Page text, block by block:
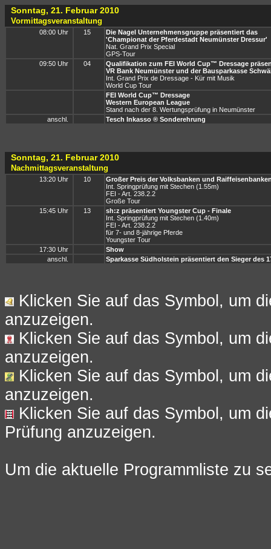
Sonntag, 21. Februar 2010
Vormittagsveranstaltung
08:00 Uhr 15
Die Nagel Unternehmensgruppe präsentiert das
'Championat der Pferdestadt Neumünster Dressur'
Nat. Grand Prix Special
GPS-Tour
09:50 Uhr
04
Qualifikation zum FEI World Cup™ Dressage
VR Bank Neumünster und der Bausparkasse
Int. Grand Prix de Dressage - Kür mit Musik
World Cup Tour
FEI World Cup™ Dressage
Western European League
Stand nach der 8. Wertungsprüfung in Neumünster
anschl.
Tesch Inkasso ® Sonderehrung
Sonntag, 21. Februar 2010
Nachmittagsveranstaltung
13:20 Uhr 10
Großer Preis der Volksbanken und
Int. Springprüfung mit Stechen (1.55m)
FEI - Art. 238.2.2
Große Tour
15:45 Uhr
13
sh:z präsentiert Youngster Cup - Finale
Int. Springprüfung mit Stechen (1.40m)
FEI - Art. 238.2.2
für 7- und 8-jährige Pferde
Youngster Tour
17:30 Uhr
Show
anschl.
Sparkasse Südholstein präsentiert den Sieger des
Klicken Sie auf das Symbol, um
anzuzeigen.
Klicken Sie auf das Symbol, um
anzuzeigen.
Klicken Sie auf das Symbol, um
anzuzeigen.
Klicken Sie auf das Symbol, um
Prüfung anzuzeigen.
Um die aktuelle Programmliste zu